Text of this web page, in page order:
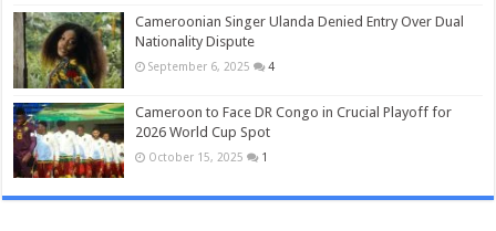
Cameroonian Singer Ulanda Denied Entry Over Dual
Nationality Dispute
September 6, 2025 4
Cameroon to Face DR Congo in Crucial Playoff for
2026 World Cup Spot
October 15, 2025 1